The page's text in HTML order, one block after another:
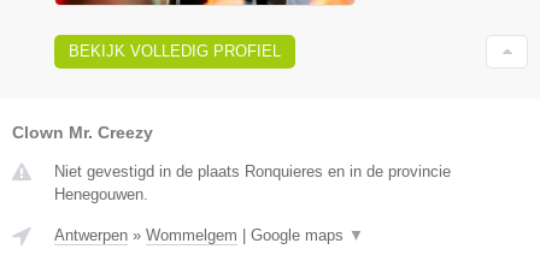
BEKIJK VOLLEDIG PROFIEL
Clown Mr. Creezy
Niet gevestigd in de plaats Ronquieres en in de provincie
Henegouwen.
Antwerpen » Wommelgem Google maps ▼